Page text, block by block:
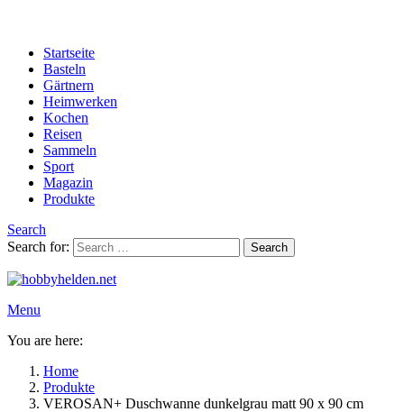
Startseite
Basteln
Gärtnern
Heimwerken
Kochen
Reisen
Sammeln
Sport
Magazin
Produkte
Search
Search for:
Search
Menu
You are here:
Home
Produkte
VEROSAN+ Duschwanne dunkelgrau matt 90 x 90 cm